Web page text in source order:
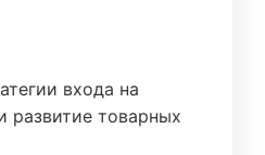
входа на
развитие товарных